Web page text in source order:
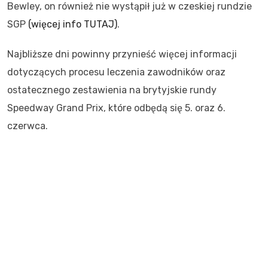
Bewley, on również nie wystąpił już w czeskiej rundzie
SGP (więcej info TUTAJ).
Najbliższe dni powinny przynieść więcej informacji
dotyczących procesu leczenia zawodników oraz
ostatecznego zestawienia na brytyjskie rundy
Speedway Grand Prix, które odbędą się 5. oraz 6.
czerwca.